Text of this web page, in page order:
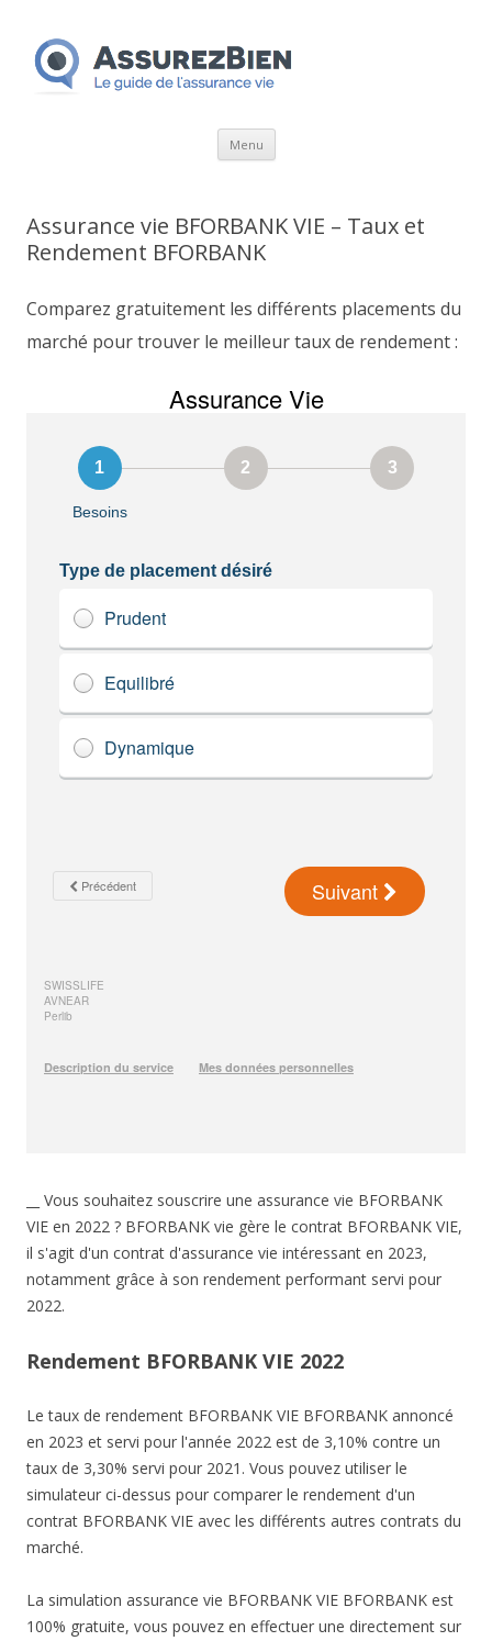
Menu Aller
Assurance vie BFORBANK VIE – Taux et
Rendement BFORBANK
Comparez gratuitement les différents placements du
marché pour trouver le meilleur taux de rendement :
__ Vous souhaitez souscrire une assurance vie BFORBANK
VIE en 2022 ? BFORBANK vie gère le contrat BFORBANK VIE,
il s'agit d'un contrat d'assurance vie intéressant en 2023,
notamment grâce à son rendement performant servi pour
2022.
Rendement BFORBANK VIE 2022
Le taux de rendement BFORBANK VIE BFORBANK annoncé
en 2023 et servi pour l'année 2022 est de 3,10% contre un
taux de 3,30% servi pour 2021. Vous pouvez utiliser le
simulateur ci-dessus pour comparer le rendement d'un
contrat BFORBANK VIE avec les différents autres contrats du
marché.
La simulation assurance vie BFORBANK VIE BFORBANK est
100% gratuite, vous pouvez en effectuer une directement sur